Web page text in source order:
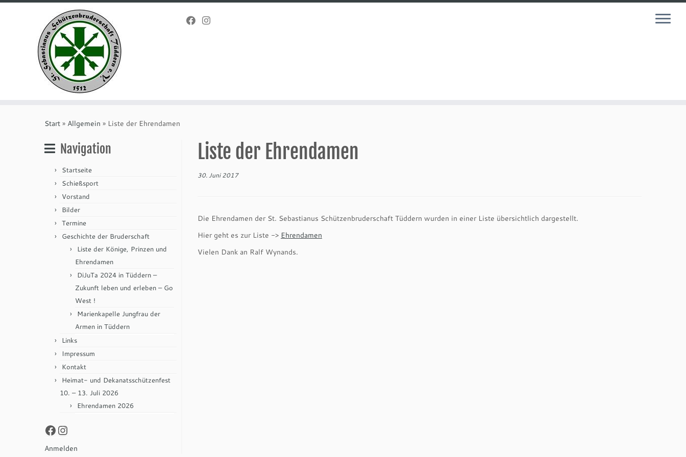
Start » Allgemein » Liste der Ehrendamen
Navigation
Startseite
Schießsport
Vorstand
Bilder
Termine
Geschichte der Bruderschaft
Liste der Könige, Prinzen und
Ehrendamen
DiJuTa 2024 in Tüddern –
Zukunft leben und erleben – Go
West !
Marienkapelle Jungfrau der
Armen in Tüddern
Links
Impressum
Kontakt
Heimat- und Dekanatsschützenfest
10. – 13. Juli 2026
Ehrendamen 2026
Facebook
Instagram
Anmelden
Liste der Ehrendamen
30. Juni 2017
Die Ehrendamen der St. Sebastianus Schützenbruderschaft Tüddern wurden in einer Liste übersichtlich dargestellt.
Hier geht es zur Liste -> Ehrendamen
Vielen Dank an Ralf Wynands.